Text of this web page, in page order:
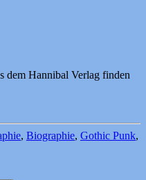
dem Hannibal Verlag finden
, Biographie, Gothic Punk,